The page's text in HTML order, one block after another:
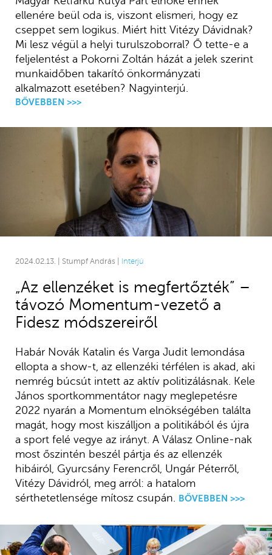
ellenére beül oda is, viszont elismeri, hogy ez
cseppet sem logikus. Miért hitt Vitézy Dávidnak?
Mi lesz végül a helyi turulszoborral? Ő tette-e a
feljelentést a Pokorni Zoltán házát a jelek szerint
munkaidőben takarító önkormányzati
alkalmazott esetében? Nagyinterjú.
BŐVEBBEN >>>
2024.02.13. | Stumpf András | Interjú
„Az ellenzéket is megfertőzték” –
távozó Momentum-vezető a
Fidesz módszereiről
Habár Novák Katalin és Varga Judit lemondása
ellopta a show-t, az ellenzéki térfélen is akad, aki
nemrég búcsút intett az aktív politizálásnak. Kele
János sportkommentátor nagy meglepetésre
2022 nyarán a Momentum elnökségében találta
magát, hogy most kiszálljon a politikából és újra
a sport felé vegye az irányt. A Válasz Online-nak
most őszintén beszél pártja és az ellenzék
hibáiról, Gyurcsány Ferencről, Ungár Péterről,
Vitézy Dávidról, meg arról: a hatalom
sérthetetlensége mítosz csupán.
BŐVEBBEN >>>